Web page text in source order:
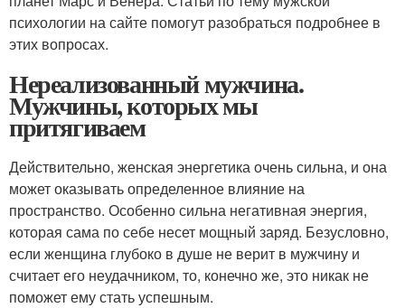
психологии на сайте помогут разобраться подробнее в
этих вопросах.
Нереализованный мужчина.
Мужчины, которых мы
притягиваем
Действительно, женская энергетика очень сильна, и она
может оказывать определенное влияние на
пространство. Особенно сильна негативная энергия,
которая сама по себе несет мощный заряд. Безусловно,
если женщина глубоко в душе не верит в мужчину и
считает его неудачником, то, конечно же, это никак не
поможет ему стать успешным.